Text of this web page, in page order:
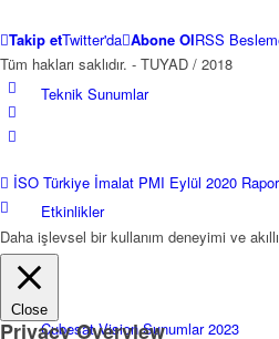
Teknik Sunumlar
Etkinlikler
Cubesat Vision Sunumlar 2023
Takip etTwitter'da Abone OlRSS
Tüm hakları saklıdır. - TUYAD / 2018
İSO Türkiye İmalat PMI Eylül 2020
Daha işlevsel bir kullanım deneyimi ve
Close
Privacy Overview